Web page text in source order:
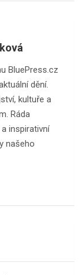
BluePress.cz
dění.
kultuře a
Ráda
inspirativní
našeho